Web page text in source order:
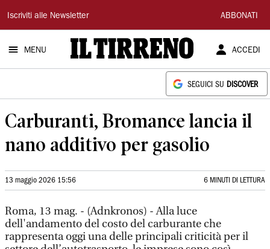
Il
Tirreno
Iscriviti alle Newsletter ABBONATI
MENU ACCEDI
SEGUICI SU DISCOVER
Carburanti, Bromance lancia il
nano additivo per gasolio
13 maggio 2026 15:56 6 MINUTI DI LETTURA
Roma, 13 mag. - (Adnkronos) - Alla luce
dell'andamento del costo del carburante che
rappresenta oggi una delle principali criticità per il